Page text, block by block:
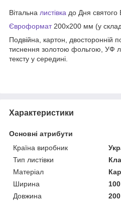
Вітальна листівка до Дня святого
Євроформат200х200 мм (у
Подвійна, картон, двосторонній
тиснення золотою фольгою, УФ
тексту у середині.
Характеристики
Основні атрибути
Країна виробник
Тип листівки
Матеріал
Ширина
Довжина